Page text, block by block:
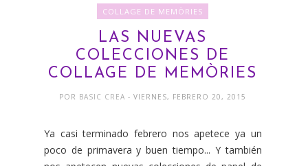
COLLAGE DE MEMÒRIES
LAS NUEVAS
COLECCIONES DE
COLLAGE DE MEMÒRIES
POR BASIC CREA- VIERNES, FEBRERO 20, 2015
Ya casi terminado febrero nos apetece ya un
poco de primavera y buen tiempo... Y también